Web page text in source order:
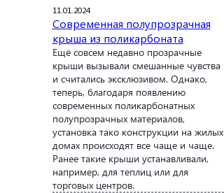
11.01.2024
Современная полупрозрачная
крыша из поликарбоната
Ещё совсем недавно прозрачные
крыши вызывали смешанные чувства
и считались эксклюзивом. Однако,
теперь, благодаря появлению
современных поликарбонатных
полупрозрачных материалов,
установка тако конструкции на жилых
домах происходят все чаще и чаще.
Ранее такие крыши устанавливали,
например, для теплиц или для
торговых центров.